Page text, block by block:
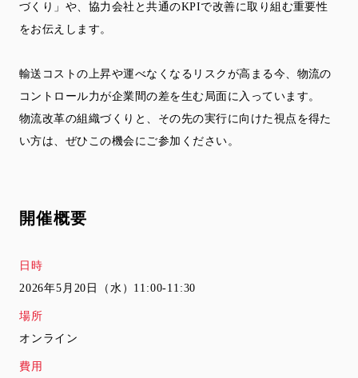
づくり」や、協力会社と共通のKPIで改善に取り組む重要性
をお伝えします。
輸送コストの上昇や運べなくなるリスクが高まる今、物流の
コントロール力が企業間の差を生む局面に入っています。
物流改革の組織づくりと、その先の実行に向けた視点を得た
い方は、ぜひこの機会にご参加ください。
開催概要
日時
2026年5月20日（水）11:00-11:30
場所
オンライン
費用